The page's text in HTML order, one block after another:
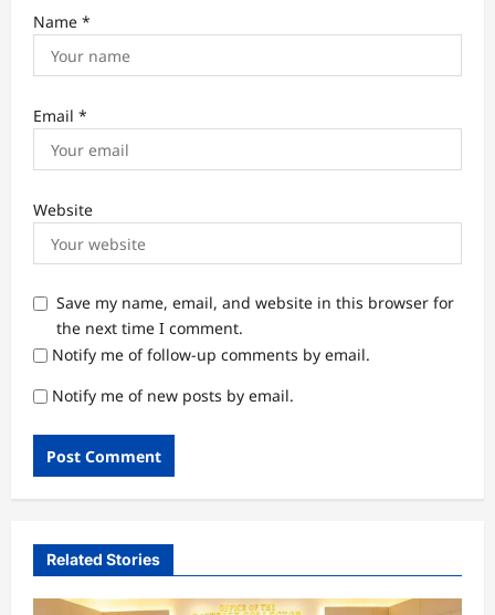
Name *
Email *
Website
Save my name, email, and website in this browser for
the next time I comment.
Notify me of follow-up comments by email.
Notify me of new posts by email.
Related Stories